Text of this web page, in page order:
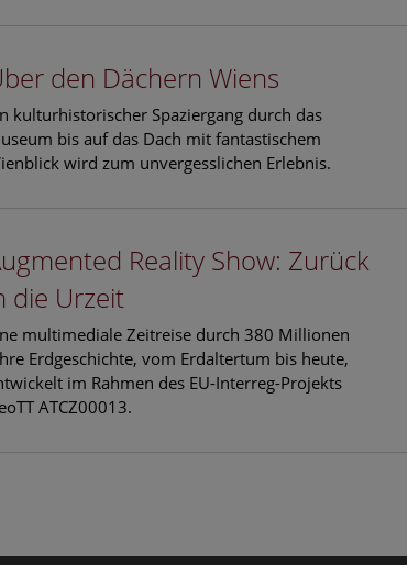
den Dächern Wiens
kulturhistorischer Spaziergang durch das
bis auf das Dach mit fantastischem
wird zum unvergesslichen Erlebnis.
Reality Show: Zurück
die Urzeit
multimediale Zeitreise durch 380 Millionen
Erdgeschichte, vom Erdaltertum bis heute,
im Rahmen des EU-Interreg-Projekts
ATCZ00013.